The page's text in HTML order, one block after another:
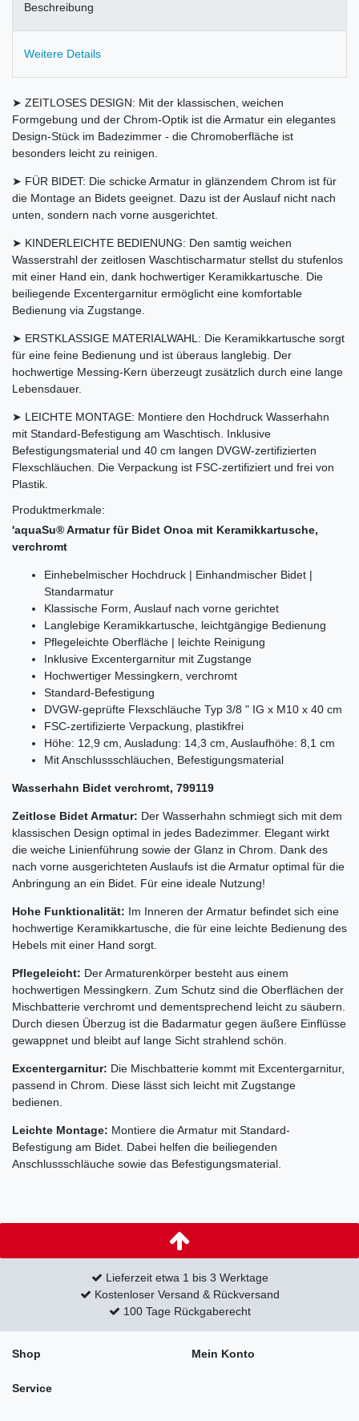
Beschreibung
Weitere Details
➤ ZEITLOSES DESIGN: Mit der klassischen, weichen
Formgebung und der Chrom-Optik ist die Armatur ein elegantes
Design-Stück im Badezimmer - die Chromoberfläche ist
besonders leicht zu reinigen.
➤ FÜR BIDET: Die schicke Armatur in glänzendem Chrom ist für
die Montage an Bidets geeignet. Dazu ist der Auslauf nicht nach
unten, sondern nach vorne ausgerichtet.
➤ KINDERLEICHTE BEDIENUNG: Den samtig weichen
Wasserstrahl der zeitlosen Waschtischarmatur stellst du stufenlos
mit einer Hand ein, dank hochwertiger Keramikkartusche. Die
beiliegende Excentergarnitur ermöglicht eine komfortable
Bedienung via Zugstange.
➤ ERSTKLASSIGE MATERIALWAHL: Die Keramikkartusche sorgt
für eine feine Bedienung und ist überaus langlebig. Der
hochwertige Messing-Kern überzeugt zusätzlich durch eine lange
Lebensdauer.
➤ LEICHTE MONTAGE: Montiere den Hochdruck Wasserhahn
mit Standard-Befestigung am Waschtisch. Inklusive
Befestigungsmaterial und 40 cm langen DVGW-zertifizierten
Flexschläuchen. Die Verpackung ist FSC-zertifiziert und frei von
Plastik.
Produktmerkmale:
'aquaSu® Armatur für Bidet Onoa mit Keramikkartusche,
verchromt
Einhebelmischer Hochdruck | Einhandmischer Bidet |
Standarmatur
Klassische Form, Auslauf nach vorne gerichtet
Langlebige Keramikkartusche, leichtgängige Bedienung
Pflegeleichte Oberfläche | leichte Reinigung
Inklusive Excentergarnitur mit Zugstange
Hochwertiger Messingkern, verchromt
Standard-Befestigung
DVGW-geprüfte Flexschläuche Typ 3/8 " IG x M10 x 40 cm
FSC-zertifizierte Verpackung, plastikfrei
Höhe: 12,9 cm, Ausladung: 14,3 cm, Auslaufhöhe: 8,1 cm
Mit Anschlussschläuchen, Befestigungsmaterial
Wasserhahn Bidet verchromt, 799119
Zeitlose Bidet Armatur: Der Wasserhahn schmiegt sich mit dem
klassischen Design optimal in jedes Badezimmer. Elegant wirkt
die weiche Linienführung sowie der Glanz in Chrom. Dank des
nach vorne ausgerichteten Auslaufs ist die Armatur optimal für die
Anbringung an ein Bidet. Für eine ideale Nutzung!
Hohe Funktionalität: Im Inneren der Armatur befindet sich eine
hochwertige Keramikkartusche, die für eine leichte Bedienung des
Hebels mit einer Hand sorgt.
Pflegeleicht: Der Armaturenkörper besteht aus einem
hochwertigen Messingkern. Zum Schutz sind die Oberflächen der
Mischbatterie verchromt und dementsprechend leicht zu säubern.
Durch diesen Überzug ist die Badarmatur gegen äußere Einflüsse
gewappnet und bleibt auf lange Sicht strahlend schön.
Excentergarnitur: Die Mischbatterie kommt mit Excentergarnitur,
passend in Chrom. Diese lässt sich leicht mit Zugstange
bedienen.
Leichte Montage: Montiere die Armatur mit Standard-
Befestigung am Bidet. Dabei helfen die beiliegenden
Anschlussschläuche sowie das Befestigungsmaterial.
Lieferzeit etwa 1 bis 3 Werktage
Kostenloser Versand & Rückversand
100 Tage Rückgaberecht
Shop Mein Konto
Service